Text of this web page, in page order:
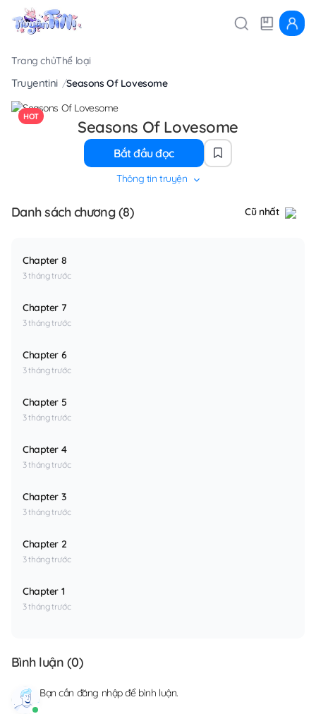
Trang chủThể loại
Truyentini Seasons Of Lovesome
HOT
Seasons Of Lovesome
Bắt đầu đọc
Thông tin truyện
Danh sách chương (8) Cũ nhất
Chapter 8
3 tháng trước
Chapter 7
3 tháng trước
Chapter 6
3 tháng trước
Chapter 5
3 tháng trước
Chapter 4
3 tháng trước
Chapter 3
3 tháng trước
Chapter 2
3 tháng trước
Chapter 1
3 tháng trước
Bình luận (0)
Bạn cần đăng nhậpđể bình luận.